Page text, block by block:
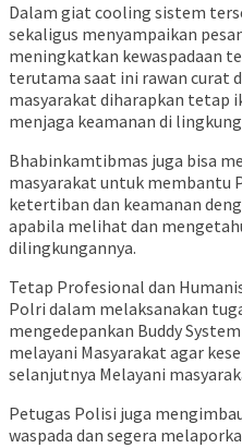
Dalam giat cooling sistem
sekaligus menyampaikan
meningkatkan kewaspadaan
terutama saat ini rawan curat
masyarakat diharapkan tetap
menjaga keamanan di
Bhabinkamtibmas juga bisa
masyarakat untuk membantu
ketertiban dan keamanan
apabila melihat dan
dilingkungannya.
Tetap Profesional dan
Polri dalam melaksanakan
mengedepankan Buddy
melayani Masyarakat agar
selanjutnya Melayani
Petugas Polisi juga
waspada dan segera